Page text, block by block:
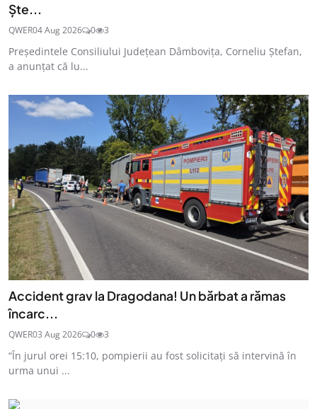
Ște...
QWER04 Aug 2026 0 3
Președintele Consiliului Județean Dâmbovița, Corneliu Ștefan,
a anunțat că lu...
Accident grav la Dragodana! Un bărbat a rămas
încarc...
QWER03 Aug 2026 0 3
“În jurul orei 15:10, pompierii au fost solicitați să intervină în
urma unui ...